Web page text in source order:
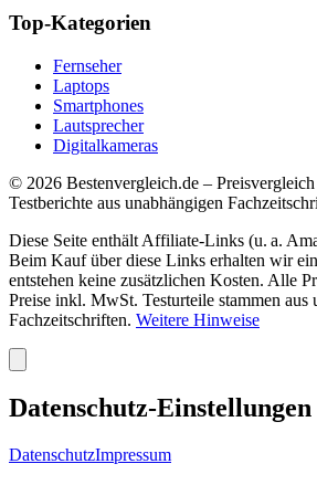
Top-Kategorien
Fernseher
Laptops
Smartphones
Lautsprecher
Digitalkameras
© 2026 Bestenvergleich.de –
Testberichte aus unabhängigen
Diese Seite enthält Affiliate-Links (u. a.
Beim Kauf über diese Links erhalten wir
entstehen keine zusätzlichen Kosten. Alle
Preise inkl. MwSt. Testurteile stammen aus
Fachzeitschriften. Weitere Hinweise
Datenschutz-Einstellungen
DatenschutzImpressum